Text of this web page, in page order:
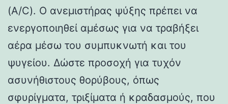
(A/C). Ο ανεμιστήρας ψύξης πρέπει να
ενεργοποιηθεί αμέσως για να τραβήξει
αέρα μέσω του συμπυκνωτή και του
ψυγείου. Δώστε προσοχή για τυχόν
ασυνήθιστους θορύβους, όπως
σφυρίγματα, τριξίματα ή κραδασμούς, που